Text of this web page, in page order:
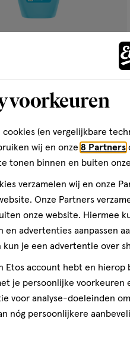
49
Shower & Shave 250
Toevoegenverhoog aantal
korting
Gratisbezorging vanaf
voorkeuren
cookies (en vergelijkbare
wij en onze 8 Partners
tonen binnen en buiten
verzamelen wij en onze
Onze Partners
onze website. Hiermee
en advertenties aanpassen
kun je een advertentie over
Etos account hebt en
je persoonlijke voorkeuren
voor analyse-doeleinden
nóg persoonlijkere